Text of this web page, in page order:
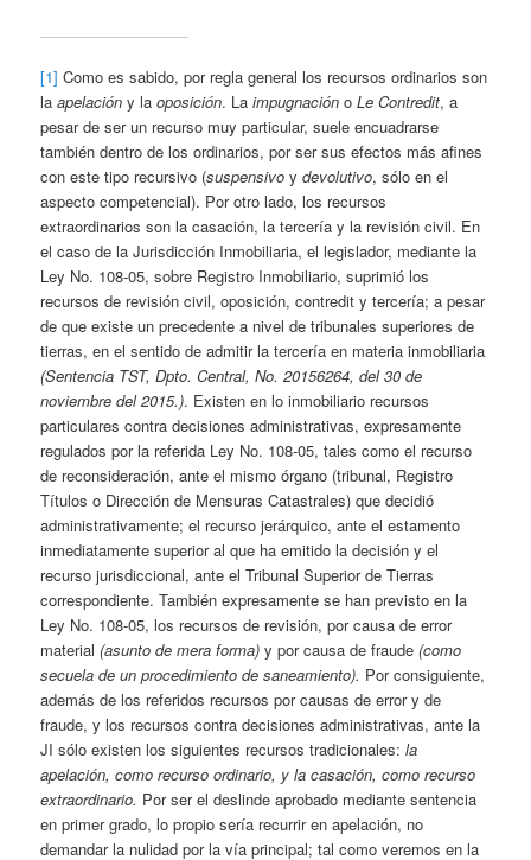
[1] Como es sabido, por regla general los recursos ordinarios son
laapelación y laoposición. Laimpugnación oLe Contredit, a
pesar de ser un recurso muy particular, suele encuadrarse
también dentro de los ordinarios, por ser sus efectos más afines
con este tipo recursivo (suspensivo ydevolutivo, sólo en el
aspecto competencial). Por otro lado, los recursos
extraordinarios son la casación, la tercería y la revisión civil. En
el caso de la Jurisdicción Inmobiliaria, el legislador, mediante la
Ley No. 108-05, sobre Registro Inmobiliario, suprimió los
recursos de revisión civil, oposición, contredit y tercería; a pesar
de que existe un precedente a nivel de tribunales superiores de
tierras, en el sentido de admitir la tercería en materia inmobiliaria
(Sentencia TST, Dpto. Central, No. 20156264, del 30 de
noviembre del 2015.). Existen en lo inmobiliario recursos
particulares contra decisiones administrativas, expresamente
regulados por la referida Ley No. 108-05, tales como el recurso
de reconsideración, ante el mismo órgano (tribunal, Registro
Títulos o Dirección de Mensuras Catastrales) que decidió
administrativamente; el recurso jerárquico, ante el estamento
inmediatamente superior al que ha emitido la decisión y el
recurso jurisdiccional, ante el Tribunal Superior de Tierras
correspondiente. También expresamente se han previsto en la
Ley No. 108-05, los recursos de revisión, por causa de error
material(asunto de mera forma) y por causa de fraude(como
secuela de un procedimiento de saneamiento). Por consiguiente,
además de los referidos recursos por causas de error y de
fraude, y los recursos contra decisiones administrativas, ante la
JI sólo existen los siguientes recursos tradicionales:la
apelación, como recurso ordinario, y la casación, como recurso
extraordinario. Por ser el deslinde aprobado mediante sentencia
en primer grado, lo propio sería recurrir en apelación, no
demandar la nulidad por la vía principal; tal como veremos en la